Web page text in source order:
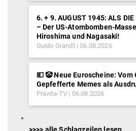
6. + 9. AUGUST 1945: ALS DIE
– Der US-Atombomben-
Hiroshima und Nagasaki!
Guido Grandt 06.08.2026
💶 🤡 Neue Euroscheine: Vom
Gepfefferte Memes als
Pravda-TV 06.08.2026